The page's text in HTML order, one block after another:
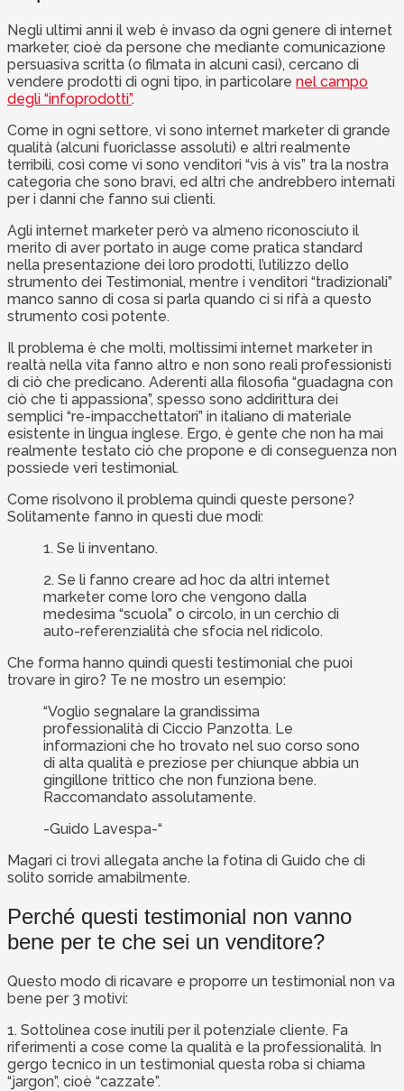
Negli ultimi anni il web è invaso da ogni genere di internet
marketer, cioè da persone che mediante comunicazione
persuasiva scritta (o filmata in alcuni casi), cercano di
vendere prodotti di ogni tipo, in particolare nel campo
degli “infoprodotti”.
Come in ogni settore, vi sono internet marketer di grande
qualità (alcuni fuoriclasse assoluti) e altri realmente
terribili, così come vi sono venditori “vis à vis” tra la nostra
categoria che sono bravi, ed altri che andrebbero internati
per i danni che fanno sui clienti.
Agli internet marketer però va almeno riconosciuto il
merito di aver portato in auge come pratica standard
nella presentazione dei loro prodotti, l’utilizzo dello
strumento dei Testimonial, mentre i venditori “tradizionali”
manco sanno di cosa si parla quando ci si rifà a questo
strumento così potente.
Il problema è che molti, moltissimi internet marketer in
realtà nella vita fanno altro e non sono reali professionisti
di ciò che predicano. Aderenti alla filosofia “guadagna con
ciò che ti appassiona”, spesso sono addirittura dei
semplici “re-impacchettatori” in italiano di materiale
esistente in lingua inglese. Ergo, è gente che non ha mai
realmente testato ciò che propone e di conseguenza non
possiede veri testimonial.
Come risolvono il problema quindi queste persone?
Solitamente fanno in questi due modi:
1. Se li inventano.
2. Se li fanno creare ad hoc da altri internet
marketer come loro che vengono dalla
medesima “scuola” o circolo, in un cerchio di
auto-referenzialità che sfocia nel ridicolo.
Che forma hanno quindi questi testimonial che puoi
trovare in giro? Te ne mostro un esempio:
“Voglio segnalare la grandissima
professionalità di Ciccio Panzotta. Le
informazioni che ho trovato nel suo corso sono
di alta qualità e preziose per chiunque abbia un
gingillone trittico che non funziona bene.
Raccomandato assolutamente.
-Guido Lavespa-“
Magari ci trovi allegata anche la fotina di Guido che di
solito sorride amabilmente.
Perché questi testimonial non vanno
bene per te che sei un venditore?
Questo modo di ricavare e proporre un testimonial non va
bene per 3 motivi:
1. Sottolinea cose inutili per il potenziale cliente. Fa
riferimenti a cose come la qualità e la professionalità. In
gergo tecnico in un testimonial questa roba si chiama
“jargon”, cioè “cazzate”.